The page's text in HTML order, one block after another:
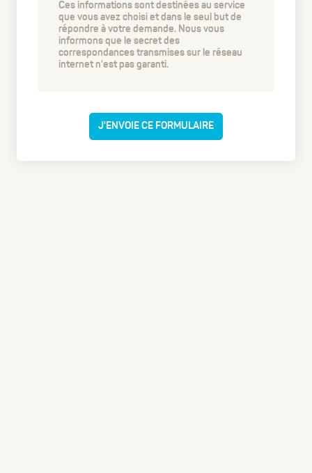
Ces informations sont destinées au service
que vous avez choisi et dans le seul but de
répondre à votre demande. Nous vous
informons que le secret des
correspondances transmises sur le réseau
internet n'est pas garanti.